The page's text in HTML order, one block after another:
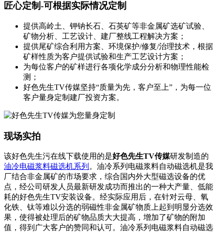
匠心定制-可根据实际情况定制
提供高岭土、钾钠长石、石英矿等非金属矿选矿试验、
矿物分析、工艺设计、建厂整线工程解决方案；
提供尾矿综合利用方案、环境保护/修复/治理技术，根据
矿样性质为客户提供试验和生产工艺设计方案；
为每位客户的矿样进行各项化学成分分析和物理性能检
测；
好色先生TV传媒坚持“质量为先，客户至上”，为每一位
客户量身定制建厂投资方案。
现场实拍
该好色先生污在线下载使用的是好色先生TV传媒研发制造的
油冷电磁浆料磁选机系列 。油冷系列电磁浆料自动磁选机是我
厂结合非金属矿的市场要求，综合国内外大型磁选设备的优
点，经公司研发人员最新研发成功而推出的一种大产量、低能
耗的好色先生TV安装设备。经实际应用后，在针对云母、氧
化铁、钛等难以分选的弱磁性非金属矿物质上起到明显分选效
果，使得被处理后的矿物品质大大提高，增加了矿物的附加
值，得到广大客户的赞同和认可。油冷系列电磁浆料自动磁选